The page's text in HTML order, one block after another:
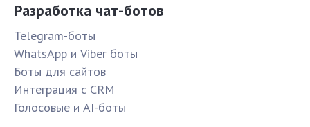
Разработка чат-ботов
Telegram-боты
WhatsApp и Viber боты
Боты для сайтов
Интеграция с CRM
Голосовые и AI-боты